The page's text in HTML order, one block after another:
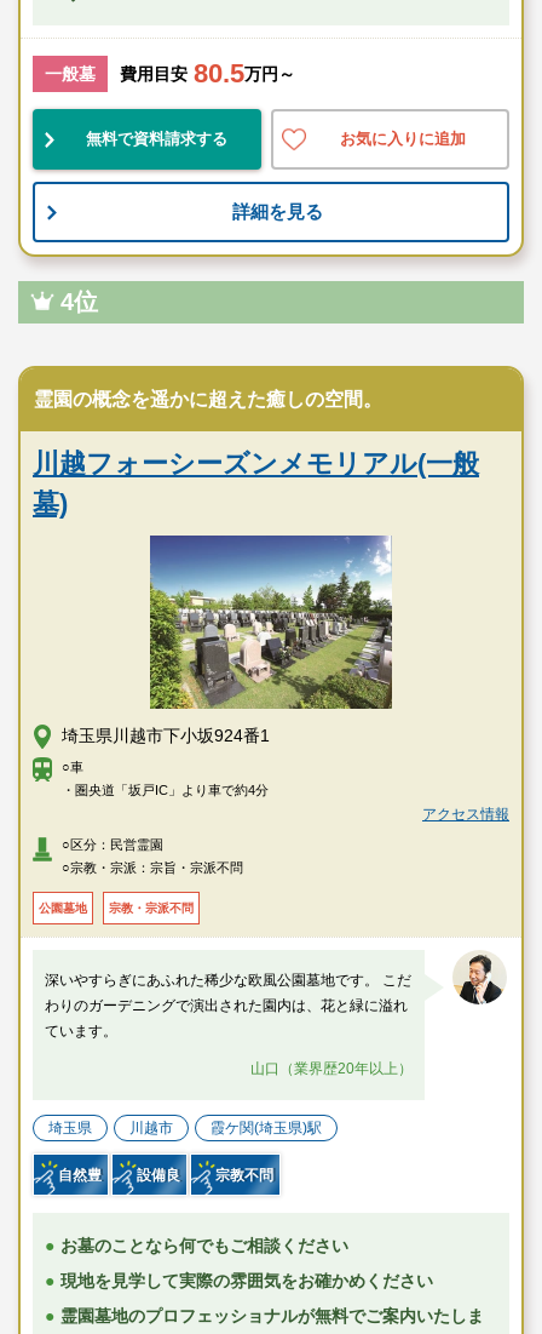
一般墓 費用目安 80.5万円～
無料で資料請求する お気に入りに追加
詳細を見る
4位
霊園の概念を遥かに超えた癒しの空間。
川越フォーシーズンメモリアル(一般
墓)
埼玉県川越市下小坂924番1
○車
・圏央道「坂戸IC」より車で約4分
アクセス情報
○区分：民営霊園
○宗教・宗派：宗旨・宗派不問
公園墓地 宗教・宗派不問
深いやすらぎにあふれた稀少な欧風公園墓地です。 こだ
わりのガーデニングで演出された園内は、花と緑に溢れ
ています。
山口（業界歴20年以上）
埼玉県 川越市 霞ケ関(埼玉県)駅
自然豊 設備良 宗教不問
お墓のことなら何でもご相談ください
現地を見学して実際の雰囲気をお確かめください
霊園墓地のプロフェッショナルが無料でご案内いたしま